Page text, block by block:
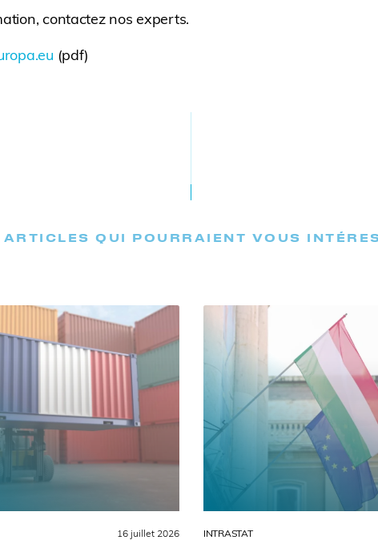
contactez nos experts.
(pdf)
ARTICLES QUI POURRAIENT VOUS
16 juillet 2026 INTRASTAT